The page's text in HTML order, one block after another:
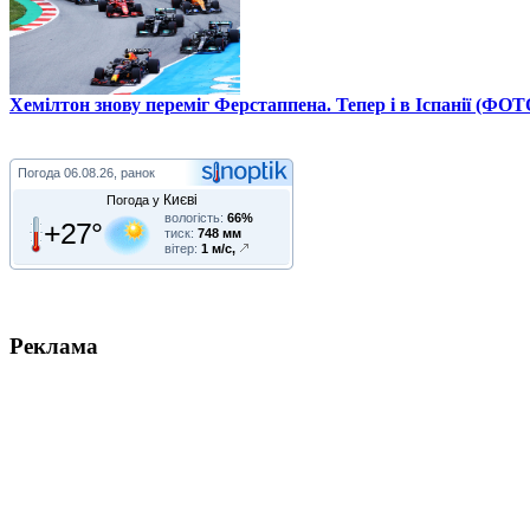
Хемілтон знову переміг Ферстаппена. Тепер і в Іспанії
Погода 06.08.26, ранок
Погода у Києві
+27° вологість: 66%
тиск: 748 мм
вітер: 1 м/с,
Реклама